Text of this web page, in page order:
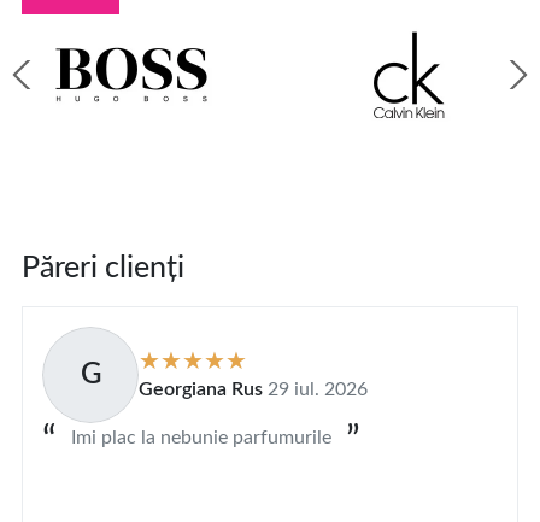
Păreri clienți
G Georgiana Rus 29 iul. 2026
Imi plac la nebunie parfumurile